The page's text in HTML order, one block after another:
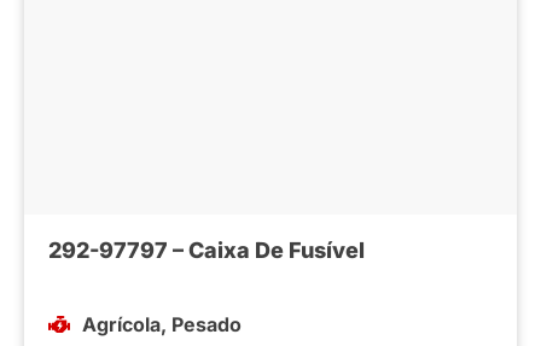
292-97797 – Caixa De Fusível
Agrícola, Pesado